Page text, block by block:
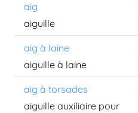
aig
aiguille
aig à laine
aiguille à laine
aig à torsades
aiguille auxiliaire pour